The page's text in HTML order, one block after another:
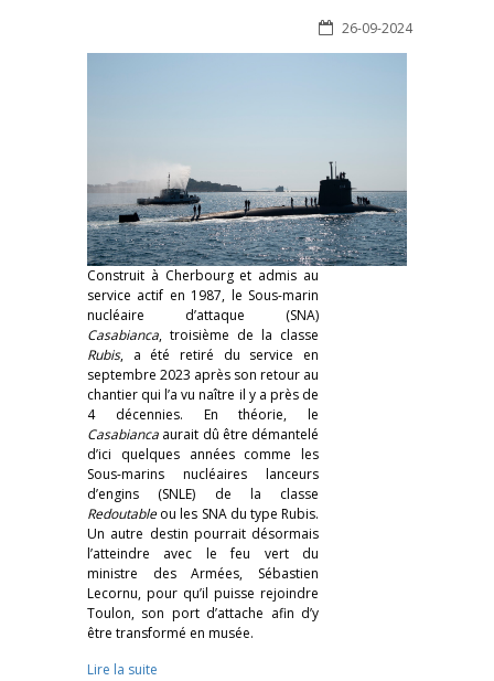
26-09-2024
Construit à Cherbourg et admis au
service actif en 1987, le Sous-marin
nucléaire d’attaque (SNA)
Casabianca, troisième de la classe
Rubis, a été retiré du service en
septembre 2023 après son retour au
chantier qui l’a vu naître il y a près de
4 décennies. En théorie, le
Casabianca aurait dû être démantelé
d’ici quelques années comme les
Sous-marins nucléaires lanceurs
d’engins (SNLE) de la classe
Redoutableou les SNA du type Rubis.
Un autre destin pourrait désormais
l’atteindre avec le feu vert du
ministre des Armées, Sébastien
Lecornu, pour qu’il puisse rejoindre
Toulon, son port d’attache afin d’y
être transformé en musée.
Lire la suite